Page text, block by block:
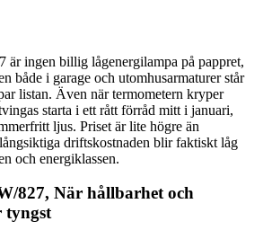
är ingen billig lågenergilampa på pappret,
både i garage och utomhusarmaturer står
listan. Även när termometern kryper
starta i ett rått förråd mitt i januari,
ljus. Priset är lite högre än
driftskostnaden blir faktiskt låg
och energiklassen.
827, När hållbarhet och
tyngst